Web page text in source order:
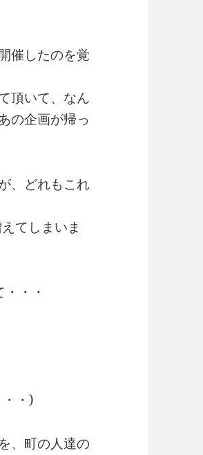
催したのを覚
頂いて、なん
の企画が帰っ
、どれもこれ
てしまいま
・・
・)
、町の人達の